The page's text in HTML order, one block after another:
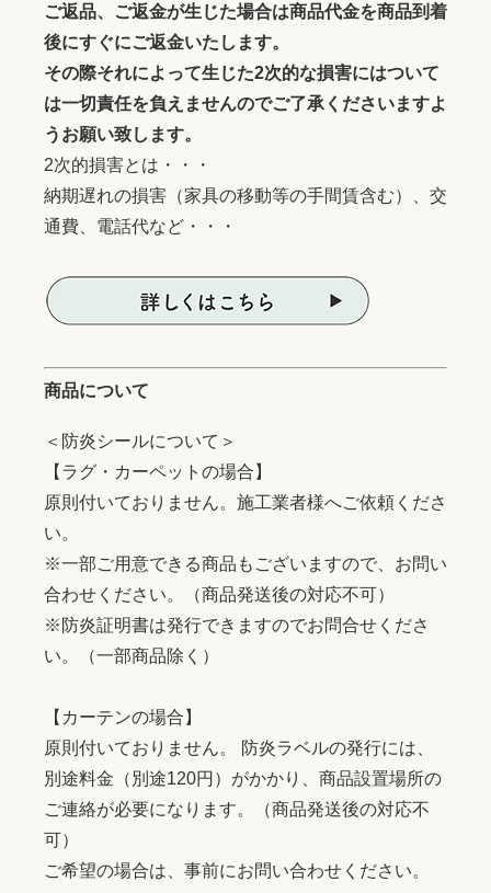
ご返品、ご返金が生じた場合は商品代金を商品到着
後にすぐにご返金いたします。
その際それによって生じた2次的な損害にはついて
は一切責任を負えませんのでご了承くださいますよ
うお願い致します。
2次的損害とは・・・
納期遅れの損害（家具の移動等の手間賃含む）、交
通費、電話代など・・・
商品について
＜防炎シールについて＞
【ラグ・カーペットの場合】
原則付いておりません。施工業者様へご依頼くださ
い。
※一部ご用意できる商品もございますので、お問い
合わせください。（商品発送後の対応不可）
※防炎証明書は発行できますのでお問合せくださ
い。（一部商品除く）
【カーテンの場合】
原則付いておりません。 防炎ラベルの発行には、
別途料金（別途120円）がかかり、商品設置場所の
ご連絡が必要になります。（商品発送後の対応不
可）
ご希望の場合は、事前にお問い合わせください。